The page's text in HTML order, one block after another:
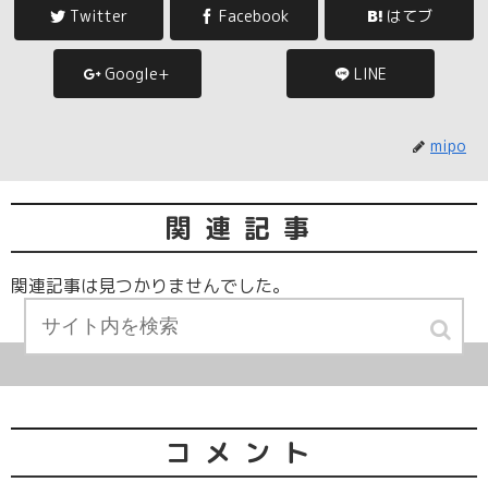
Twitter Facebook はてブ
Google+ LINE
mipo
関連記事
関連記事は見つかりませんでした。
コメント